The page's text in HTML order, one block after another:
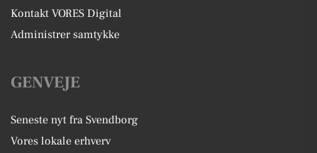
Kontakt VORES Digital
Administrer samtykke
GENVEJE
Seneste nyt fra Svendborg
Vores lokale erhverv